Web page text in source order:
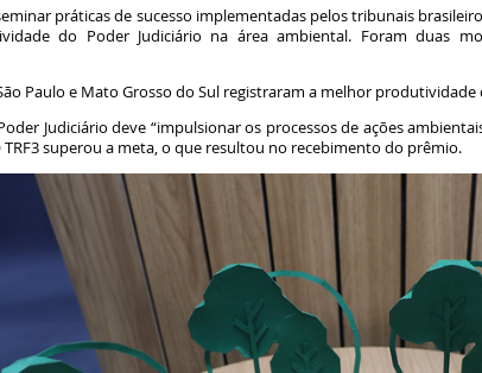
práticas de sucesso implementadas pelos tribunais
do Poder Judiciário na área ambiental. Foram duas
São Paulo e Mato Grosso do Sul registraram a melhor
Judiciário deve “impulsionar os processos de ações
TRF3 superou a meta, o que resultou no recebimento do prêmio.